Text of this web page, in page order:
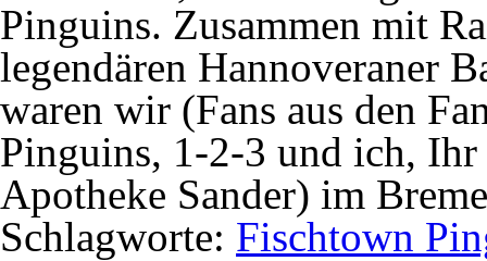
Pinguins. Zusammen mit
legendären Hannoveraner
waren wir (Fans aus den
Pinguins, 1-2-3 und ich,
Apotheke Sander) im
Schlagworte: Fischtown